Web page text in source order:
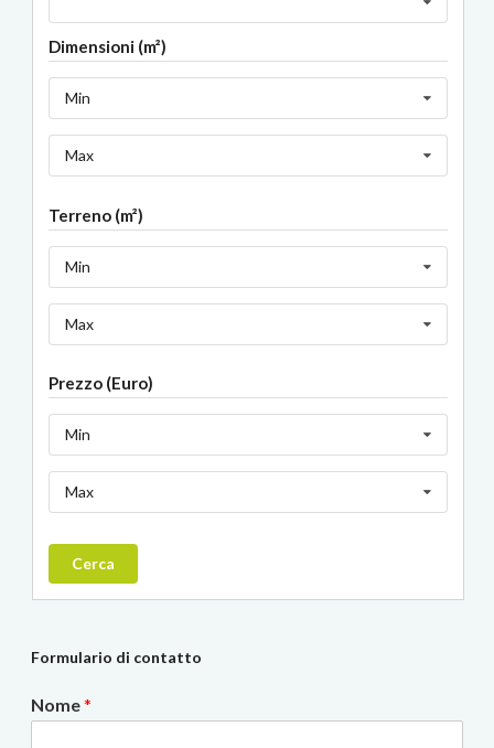
Dimensioni (m²)
Min
Max
Terreno (m²)
Min
Max
Prezzo (Euro)
Min
Max
Cerca
Formulario di contatto
Nome*